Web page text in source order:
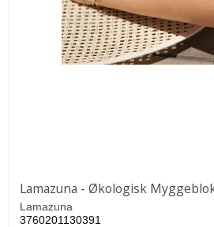
Lamazuna - Økologisk
Lamazuna
3760201130391